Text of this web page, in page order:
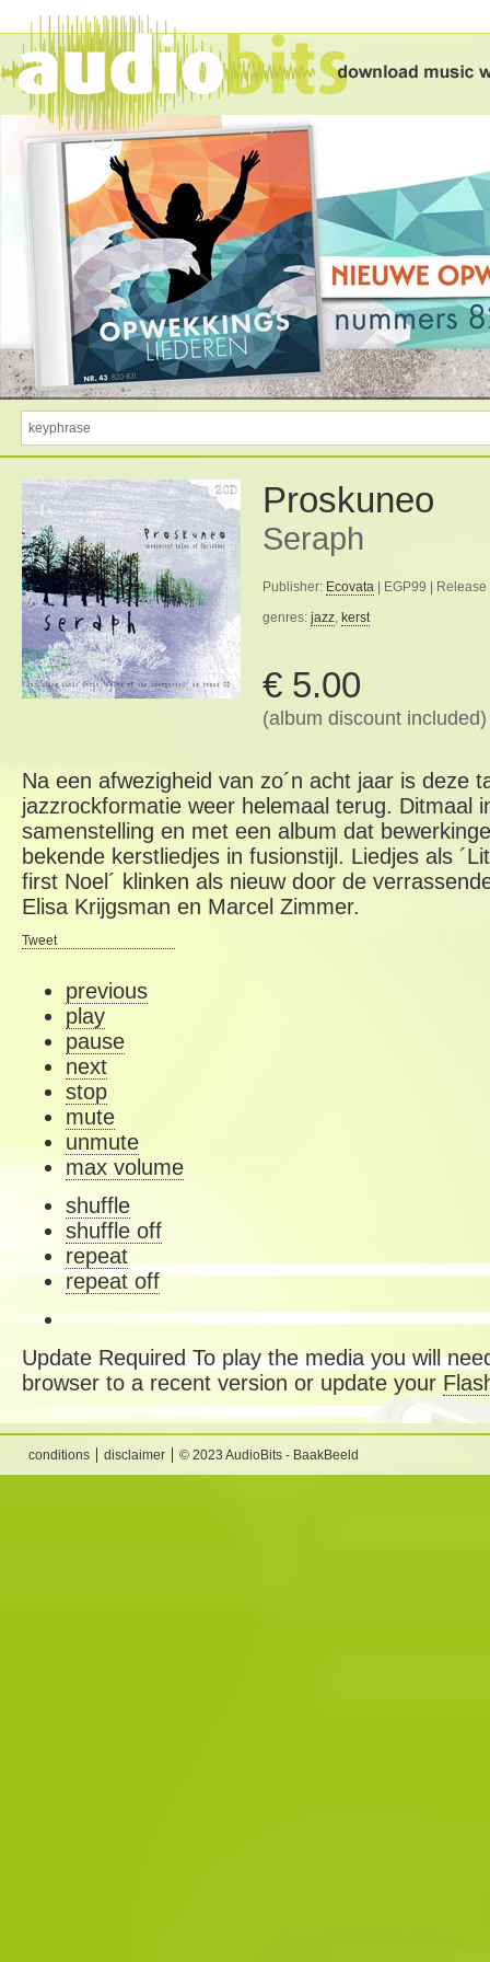
Proskuneo
Seraph
Publisher: Ecovata | EGP99 |
genres: jazz, kerst
€ 5.00
(album discount included)
Na een afwezigheid van zo´n acht jaar is deze
jazzrockformatie weer helemaal terug. Ditmaal
samenstelling en met een album dat
bekende kerstliedjes in fusionstijl. Liedjes als
first Noel´ klinken als nieuw door de
Elisa Krijgsman en Marcel Zimmer.
Tweet
previous
play
pause
next
stop
mute
unmute
max volume
shuffle
shuffle off
repeat
repeat off
Update RequiredTo play the media you will
browser to a recent version or update your
conditions disclaimer © 2023 AudioBits - BaakBeeld